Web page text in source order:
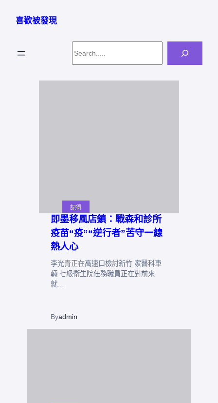
喜歡被發現
記得
即墨移風店鎮：戰森和診所
疫苗“疫”“逆行者”苦守一線
熱人心
李光青正在高速口檢討新竹 家醫科車
輛 七級衛生院任務職員正在對前來
就…
Byadmin